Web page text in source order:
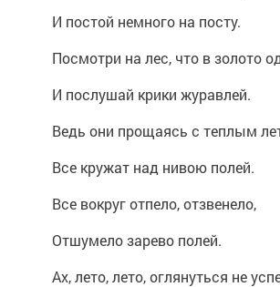
И постой немного на посту.
Посмотри на лес, что в золото
И послушай крики журавлей.
Ведь они прощаясь с теплым
Все кружат над нивою полей.
Все вокруг отпело, отзвенело,
Отшумело зарево полей.
Ах, лето, лето, оглянуться не